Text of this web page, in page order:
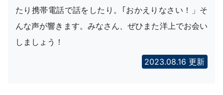
たり携帯電話で話をしたり。｢おかえりなさい！」そ
んな声が響きます。みなさん、ぜひまた洋上でお会い
しましょう！
2023.08.16 更新